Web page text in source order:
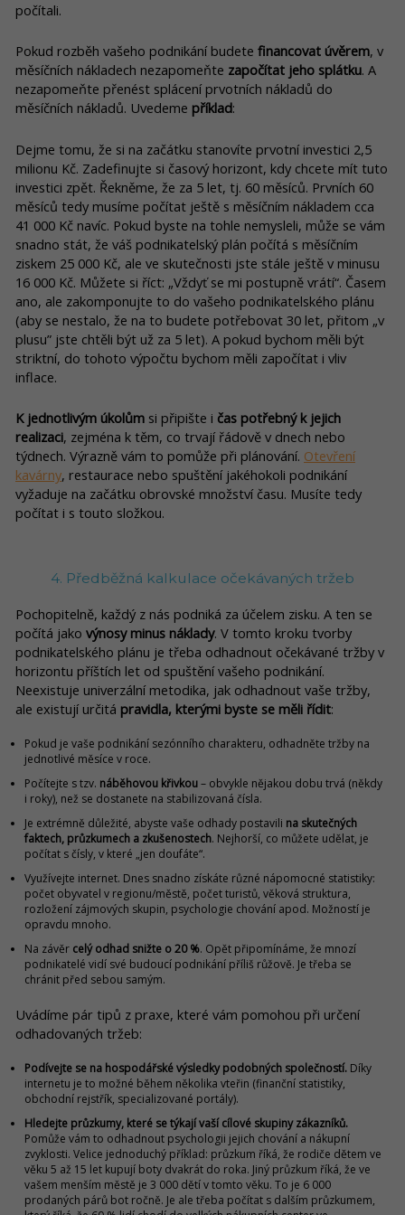
počítali.
Pokud rozběh vašeho podnikání budete financovat úvěrem, v
měsíčních nákladech nezapomeňte započítat jeho splátku. A
nezapomeňte přenést splácení prvotních nákladů do
měsíčních nákladů. Uvedeme příklad:
Dejme tomu, že si na začátku stanovíte prvotní investici 2,5
milionu Kč. Zadefinujte si časový horizont, kdy chcete mít tuto
investici zpět. Řekněme, že za 5 let, tj. 60 měsíců. Prvních 60
měsíců tedy musíme počítat ještě s měsíčním nákladem cca
41 000 Kč navíc. Pokud byste na tohle nemysleli, může se vám
snadno stát, že váš podnikatelský plán počítá s měsíčním
ziskem 25 000 Kč, ale ve skutečnosti jste stále ještě v minusu
16 000 Kč. Můžete si říct: „Vždyť se mi postupně vrátí“. Časem
ano, ale zakomponujte to do vašeho podnikatelského plánu
(aby se nestalo, že na to budete potřebovat 30 let, přitom „v
plusu” jste chtěli být už za 5 let). A pokud bychom měli být
striktní, do tohoto výpočtu bychom měli započítat i vliv
inflace.
K jednotlivým úkolům si připište i čas potřebný k jejich
realizaci, zejména k těm, co trvají řádově v dnech nebo
týdnech. Výrazně vám to pomůže při plánování. Otevření
kavárny, restaurace nebo spuštění jakéhokoli podnikání
vyžaduje na začátku obrovské množství času. Musíte tedy
počítat i s touto složkou.
4. Předběžná kalkulace očekávaných tržeb
Pochopitelně, každý z nás podniká za účelem zisku. A ten se
počítá jako výnosy minus náklady. V tomto kroku tvorby
podnikatelského plánu je třeba odhadnout očekávané tržby v
horizontu příštích let od spuštění vašeho podnikání.
Neexistuje univerzální metodika, jak odhadnout vaše tržby,
ale existují určitá pravidla, kterými byste se měli řídit:
Pokud je vaše podnikání sezónního charakteru, odhadněte tržby na
jednotlivé měsíce v roce.
Počítejte s tzv. náběhovou křivkou– obvykle nějakou dobu trvá (někdy
i roky), než se dostanete na stabilizovaná čísla.
Je extrémně důležité, abyste vaše odhady postavili na skutečných
faktech, průzkumech a zkušenostech. Nejhorší, co můžete udělat, je
počítat s čísly, v které „jen doufáte“.
Využívejte internet. Dnes snadno získáte různé nápomocné statistiky:
počet obyvatel v regionu/městě, počet turistů, věková struktura,
rozložení zájmových skupin, psychologie chování apod. Možností je
opravdu mnoho.
Na závěr celý odhad snižte o 20 %. Opět připomínáme, že mnozí
podnikatelé vidí své budoucí podnikání příliš růžově. Je třeba se
chránit před sebou samým.
Uvádíme pár tipů z praxe, které vám pomohou při určení
odhadovaných tržeb:
Podívejte se na hospodářské výsledky podobných společností. Díky
internetu je to možné během několika vteřin (finanční statistiky,
obchodní rejstřík, specializované portály).
Hledejte průzkumy, které se týkají vaší cílové skupiny zákazníků.
Pomůže vám to odhadnout psychologii jejich chování a nákupní
zvyklosti. Velice jednoduchý příklad: průzkum říká, že rodiče dětem ve
věku 5 až 15 let kupují boty dvakrát do roka. Jiný průzkum říká, že ve
vašem menším městě je 3 000 dětí v tomto věku. To je 6 000
prodaných párů bot ročně. Je ale třeba počítat s dalším průzkumem,